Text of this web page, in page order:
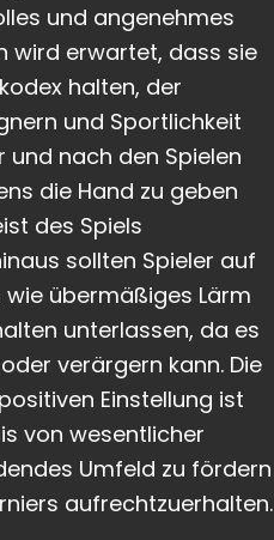
und angenehmes
wird erwartet, dass sie
halten, der
und Sportlichkeit
und nach den Spielen
die Hand zu geben
des Spiels
sollten Spieler auf
übermäßiges Lärm
unterlassen, da es
verärgern kann. Die
Einstellung ist
von wesentlicher
Umfeld zu fördern
aufrechtzuerhalten.